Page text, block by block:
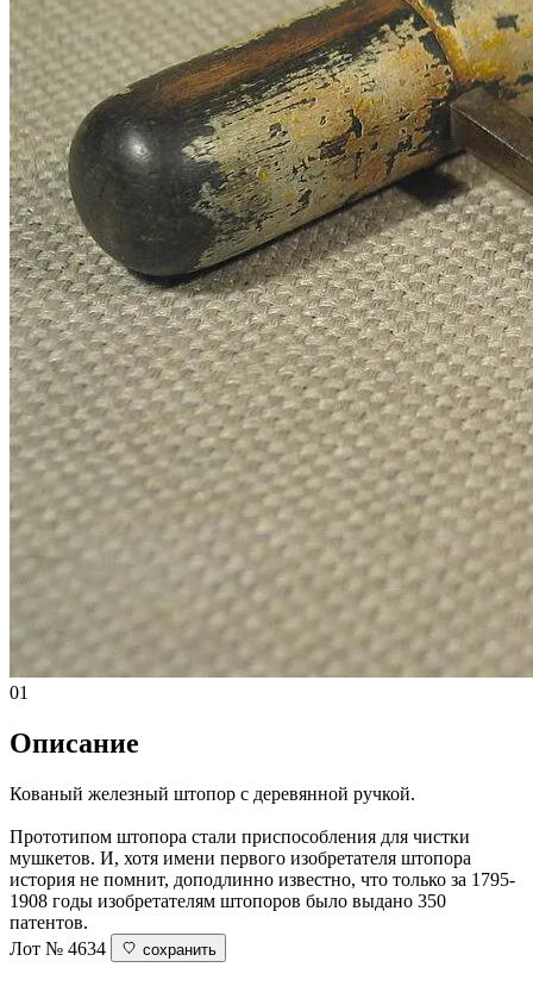
01
Описание
Кованый железный штопор с деревянной ручкой.
Прототипом штопора стали приспособления для чистки
мушкетов. И, хотя имени первого изобретателя штопора
история не помнит, доподлинно известно, что только за 1795-
1908 годы изобретателям штопоров было выдано 350
патентов.
Лот № 4634
сохранить